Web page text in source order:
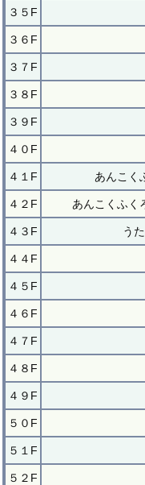
３５F
３６F
３７F
３８F
３９F
４０F
４１F あんこく
４２F あんこくふく
４３F う
４４F
４５F
４６F
４７F
４８F
４９F
５０F
５１F
５２F